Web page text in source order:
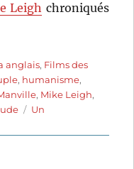
Leigh chroniqués
anglais, Films des
, humanisme,
, Mike Leigh,
Un